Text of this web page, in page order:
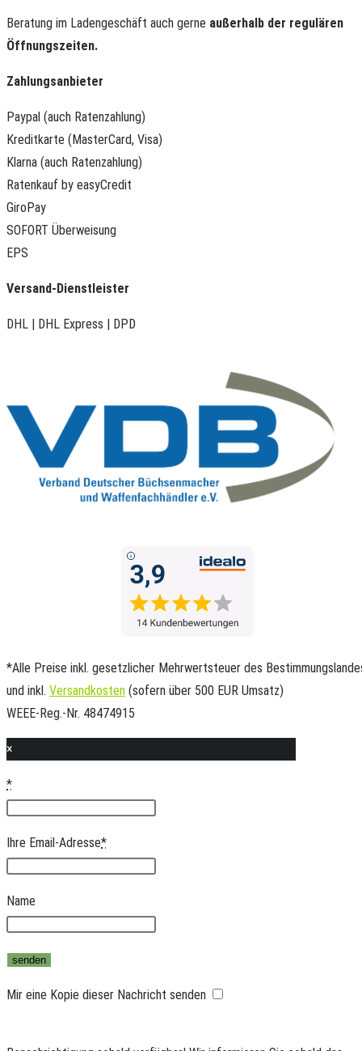
Beratung im Ladengeschäft auch gerne außerhalb der regulären
Öffnungszeiten.
Zahlungsanbieter
Paypal (auch Ratenzahlung)
Kreditkarte (MasterCard, Visa)
Klarna (auch Ratenzahlung)
Ratenkauf by easyCredit
GiroPay
SOFORT Überweisung
EPS
Versand-Dienstleister
DHL | DHL Express | DPD
*Alle Preise inkl. gesetzlicher Mehrwertsteuer des
und inkl. Versandkosten (sofern über 500 EUR Umsatz)
WEEE-Reg.-Nr. 48474915
×
*
Ihre Email-Adresse*
Name
Mir eine Kopie dieser Nachricht senden